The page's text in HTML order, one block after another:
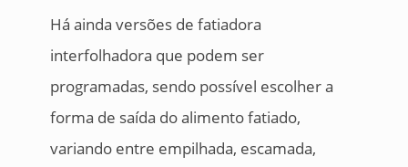
Há ainda versões de fatiadora
interfolhadora que podem ser
programadas, sendo possível escolher a
forma de saída do alimento fatiado,
variando entre empilhada, escamada,